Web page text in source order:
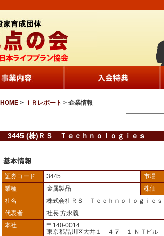
HOME > ＩＲレポート > 企業情報
3445 (株)ＲＳ Ｔｅｃｈｎｏｌｏｇｉｅｓ
証券コード 3445 市場
業種
金属製品 株価
社名
株式会社ＲＳ Ｔｅｃｈｎｏｌｏｇｉｅｓ
代表者
社長 方永義
本社
〒140-0014
東京都品川区大井１－４７－１ ＮＴビル